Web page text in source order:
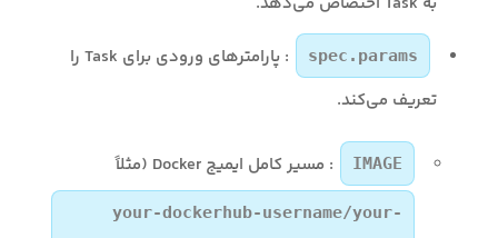
spec.params
: پارامترهای ورودی برای Task را
تعریف می‌کند.
IMAGE : مسیر کامل ایمیج Docker (مثلاً
your-dockerhub-username/your-